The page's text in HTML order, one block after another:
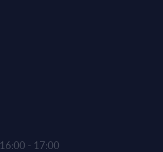
16:00 - 17:00